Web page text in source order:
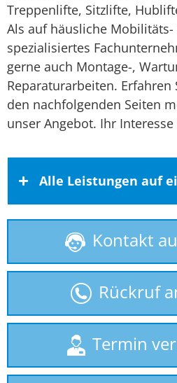
Treppenlifte, Sitzlifte,
Als auf häusliche
spezialisiertes
gerne auch Montage-,
Reparaturarbeiten. Erfahren
den nachfolgenden Seiten
unser Angebot. Ihr
Alle Leistungen auf
Behindertenlift
gebrauchte Treppenlifte
Homelift
Plattformlift
Rollstuhllift
Kontakt
Rückruf
Termin